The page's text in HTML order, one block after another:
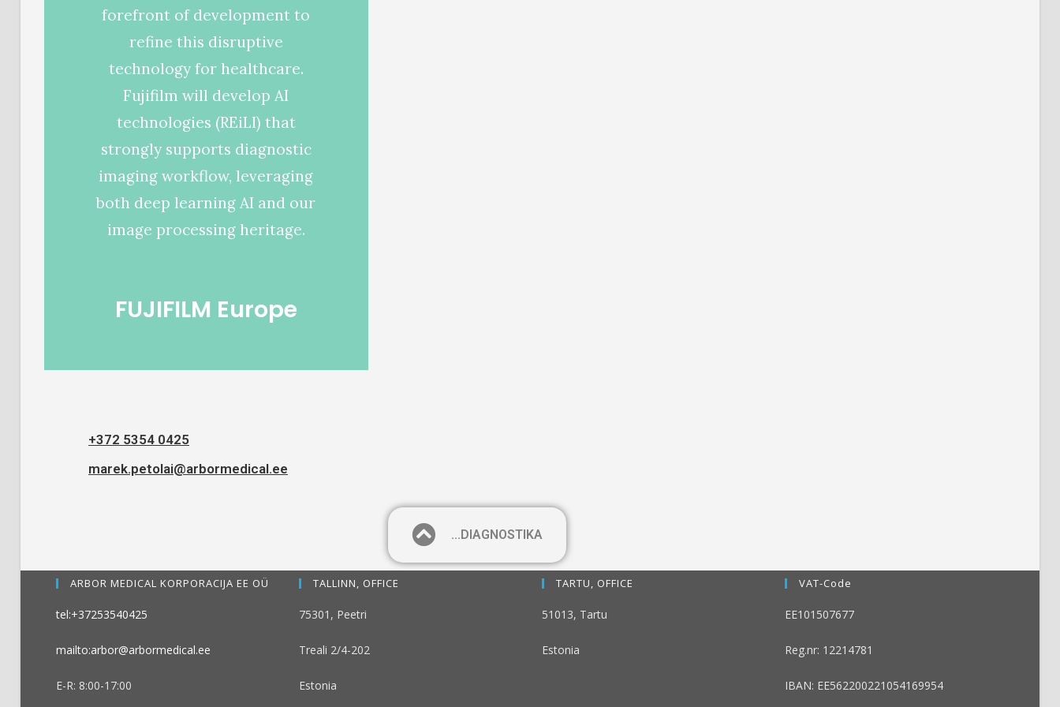
forefront of development to
refine this disruptive
technology for healthcare.
Fujifilm will develop AI
technologies (REiLI) that
strongly supports diagnostic
imaging workflow, leveraging
both deep learning AI and our
image processing heritage.
FUJIFILM Europe
+372 5354 0425
marek.petolai@arbormedical.ee
...DIAGNOSTIKA
ARBOR MEDICAL KORPORACIJA EE OÜ
tel:+37253540425
mailto:arbor@arbormedical.ee
E-R: 8:00-17:00
TALLINN, OFFICE
75301, Peetri
Treali 2/4-202
Estonia
TARTU, OFFICE
51013, Tartu
Estonia
VAT-Code
EE101507677
Reg.nr: 12214781
IBAN: EE562200221054169954